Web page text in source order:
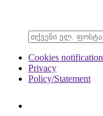
Cookies notification
Privacy
Policy/Statement